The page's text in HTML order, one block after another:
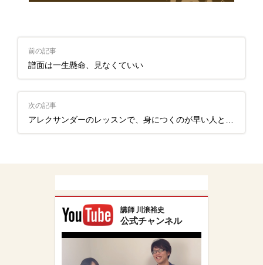
前の記事
譜面は一生懸命、見なくていい
次の記事
アレクサンダーのレッスンで、身につくのが早い人と、そうでない人の違い
講師 川浪裕史
公式チャンネル